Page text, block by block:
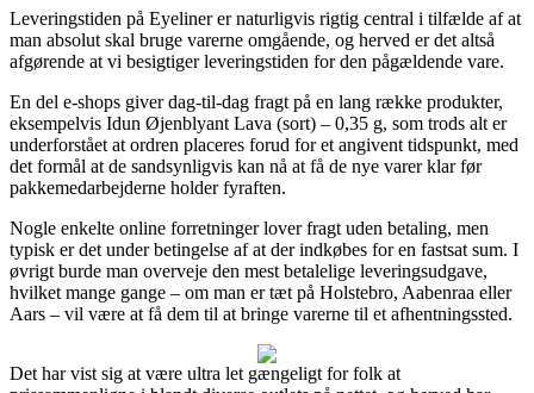
Leveringstiden på Eyeliner er naturligvis rigtig central i tilfælde af at
man absolut skal bruge varerne omgående, og herved er det altså
afgørende at vi besigtiger leveringstiden for den pågældende vare.
En del e-shops giver dag-til-dag fragt på en lang række produkter,
eksempelvis Idun Øjenblyant Lava (sort) – 0,35 g, som trods alt er
underforstået at ordren placeres forud for et angivent tidspunkt, med
det formål at de sandsynligvis kan nå at få de nye varer klar før
pakkemedarbejderne holder fyraften.
Nogle enkelte online forretninger lover fragt uden betaling, men
typisk er det under betingelse af at der indkøbes for en fastsat sum. I
øvrigt burde man overveje den mest betalelige leveringsudgave,
hvilket mange gange – om man er tæt på Holstebro, Aabenraa eller
Aars – vil være at få dem til at bringe varerne til et afhentningssted.
Det har vist sig at være ultra let gængeligt for folk at